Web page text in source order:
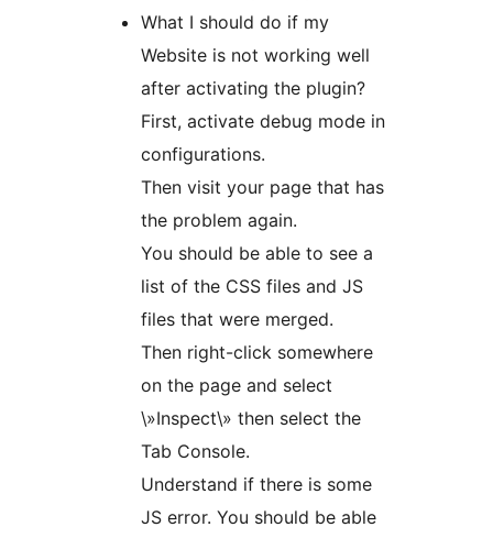
What I should do if my
Website is not working well
after activating the plugin?
First, activate debug mode in
configurations.
Then visit your page that has
the problem again.
You should be able to see a
list of the CSS files and JS
files that were merged.
Then right-click somewhere
on the page and select
\»Inspect\» then select the
Tab Console.
Understand if there is some
JS error. You should be able